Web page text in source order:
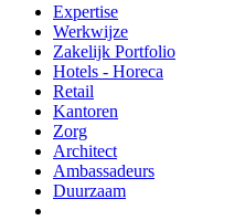
Expertise
Werkwijze
Zakelijk Portfolio
Hotels - Horeca
Retail
Kantoren
Zorg
Architect
Ambassadeurs
Duurzaam